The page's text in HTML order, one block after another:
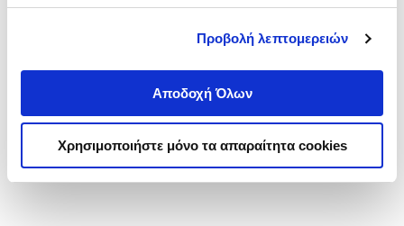
Προβολή λεπτομερειών
Αποδοχή Όλων
Χρησιμοποιήστε μόνο τα απαραίτητα cookies